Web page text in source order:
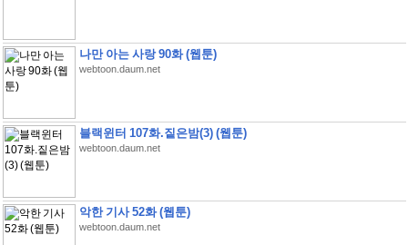
나만 아는 사랑 90화 (웹툰)
webtoon.daum.net
블랙윈터 107화.짙은밤(3) (웹툰)
webtoon.daum.net
악한 기사 52화 (웹툰)
webtoon.daum.net